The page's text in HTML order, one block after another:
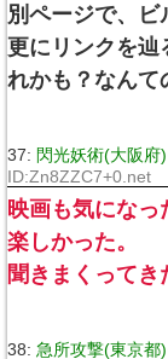
別ページで、
更にリンクを辿
れかも？なんて
37: 閃光妖術(大阪府
ID:Zn8ZZC7+0.net
映画も気にな
楽しかった。
聞きまくってき
38: 急所攻撃(東京都